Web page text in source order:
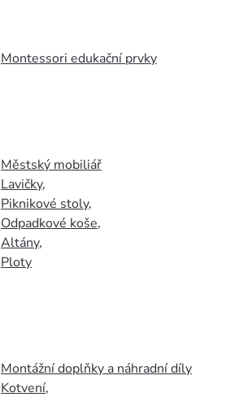
Montessori edukační prvky
Městský mobiliář
Lavičky,
Piknikové stoly,
Odpadkové koše,
Altány,
Ploty
Montážní doplňky a náhradní díly
Kotvení,